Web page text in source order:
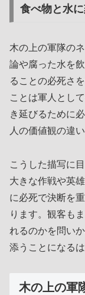
食べ物と水
木の上の軍隊の
論や腐った水を
ることの必死さ
ことは軍人とし
き延びるために
人の価値観の違
こうした描写に
大きな作戦や英
に必死で決断を
ります。観客も
れるのかを問い
添うことになるは
木の上の軍